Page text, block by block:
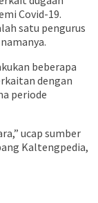
Covid-19.
satu pengurus
beberapa
dengan
periode
ucap sumber
Kaltengpedia,